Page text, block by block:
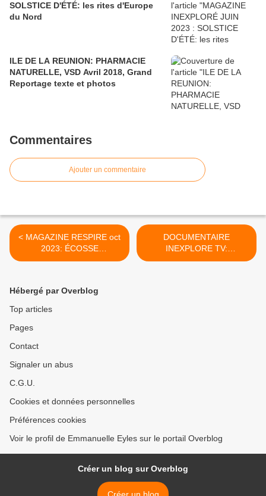
SOLSTICE D'ÉTÉ: les rites d'Europe
du Nord
ILE DE LA REUNION: PHARMACIE
NATURELLE, VSD Avril 2018, Grand
Reportage texte et photos
Commentaires
Ajouter un commentaire
< MAGAZINE RESPIRE oct
2023: ÉCOSSE
MYSTÉRIEUSE: SUR LES
DOCUMENTAIRE
INEXPLORE TV:
HERBORISTES EN
Hébergé par Overblog
Top articles
Pages
Contact
Signaler un abus
C.G.U.
Cookies et données personnelles
Préférences cookies
Voir le profil de Emmanuelle Eyles sur le portail Overblog
Créer un blog sur Overblog